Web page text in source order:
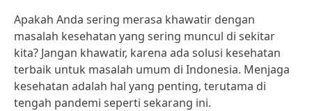
Apakah Anda sering merasa khawatir dengan
masalah kesehatan yang sering muncul di sekitar
kita? Jangan khawatir, karena ada solusi kesehatan
terbaik untuk masalah umum di Indonesia. Menjaga
kesehatan adalah hal yang penting, terutama di
tengah pandemi seperti sekarang ini.